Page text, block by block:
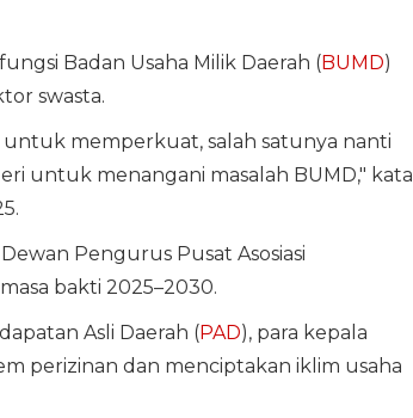
Badan Usaha Milik Daerah (BUMD)
swasta.
untuk memperkuat, salah satunya nanti
untuk menangani masalah BUMD," kata
Pengurus Pusat Asosiasi
bakti 2025–2030.
Asli Daerah (PAD), para kepala
perizinan dan menciptakan iklim usaha